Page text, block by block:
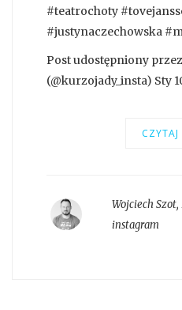
#teatrochoty
#justynaczechowska
Post udostępniony
(@kurzojady_insta) Sty
CZYTAJ
Wojciech Szot,
instagram